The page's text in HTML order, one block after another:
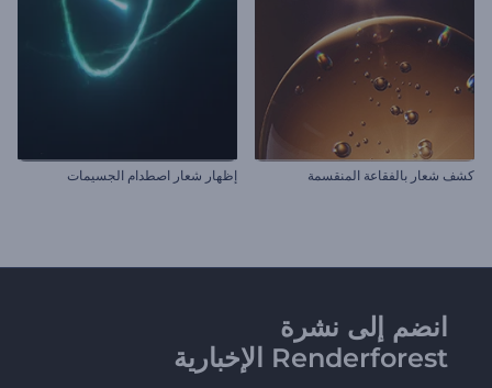
كشف شعار بالفقاعة المنقسمة إظهار شعار اصطدام الجسيمات
انضم إلى نشرة
Renderforest الإخبارية